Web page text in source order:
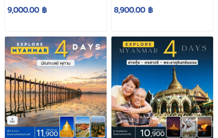
9,000.00 ฿ 8,900.00 ฿